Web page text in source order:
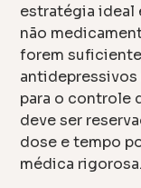
estratégia ideal
não
forem
antidepressivos
para o controle
deve ser
dose e tempo
médica rigorosa.